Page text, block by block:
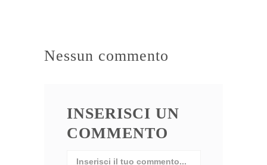
Nessun commento
INSERISCI UN
COMMENTO